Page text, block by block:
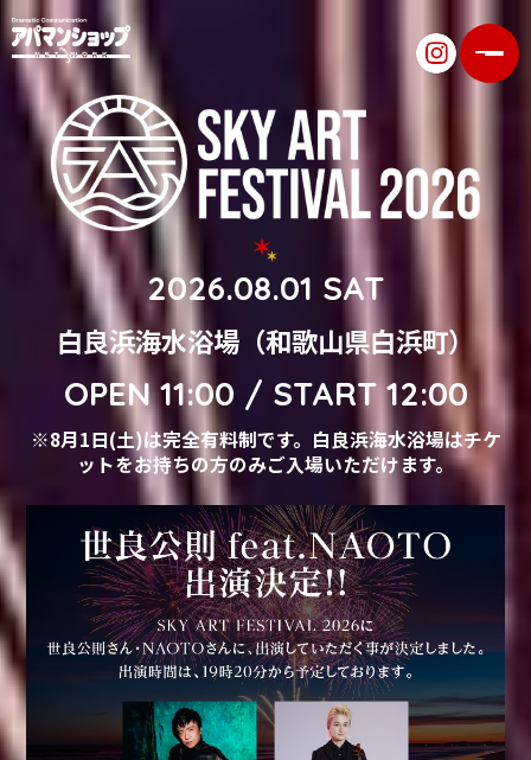
2026.08.01 SAT
白良浜海水浴場（和歌山県白浜町）
OPEN 11:00 / START 12:00
※8月1日(土)は完全有料制です。白良浜海水浴場はチケ
ットをお持ちの方のみご入場いただけます。